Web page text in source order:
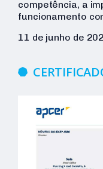
competência, a
funcionamento
11 de junho de